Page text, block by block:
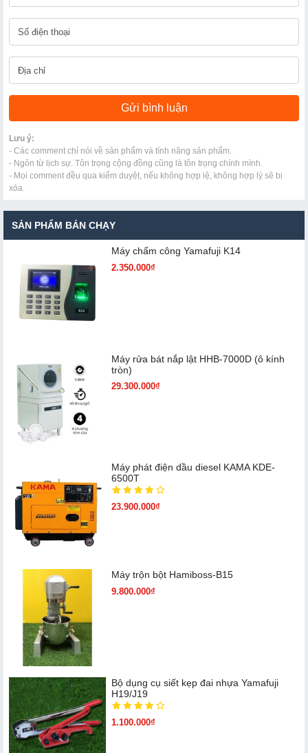
Lưu ý:
- Các comment chỉ nói về sản phẩm và tính năng sản phẩm.
- Ngôn từ lịch sự. Tôn trọng cộng đồng cũng là tôn trọng chính mình.
- Mọi comment đều qua kiểm duyệt, nếu không hợp lệ, không hợp lý sẽ bị
xóa.
SẢN PHẨM BÁN CHẠY
Máy chấm cô​ng Yamafuji K14
2.350.000₫
Máy rửa bát nắp lật HHB-7000D (ô kính
tròn)
29.300.000₫
Máy phát điện dầu diesel KAMA KDE-
6500T
23.900.000₫
Máy trộn bột Hamiboss-B15
9.800.000₫
Bộ dụng cụ siết kẹp đai nhựa Yamafuji
H19/J19
1.100.000₫